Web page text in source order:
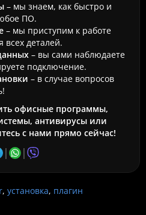
– мы знаем, как быстро и
ПО.
– мы приступим к работе
всех деталей.
– вы сами наблюдаете
подключение.
– в случае вопросов
офисные программы,
антивирусы или
с нами прямо сейчас!
| |
, установка, плагин